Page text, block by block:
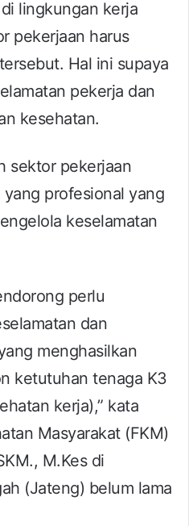
lingkungan kerja
pekerjaan harus
Hal ini supaya
pekerja dan
kesehatan.
sektor pekerjaan
profesional yang
keselamatan
perlu
dan
menghasilkan
ketutuhan tenaga K3
kerja),” kata
Masyarakat (FKM)
M.Kes di
(Jateng) belum lama